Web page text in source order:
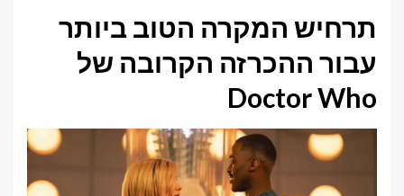
תרחיש המקרה הטוב ביותר
עבור ההכרזה הקרובה של
Doctor Who